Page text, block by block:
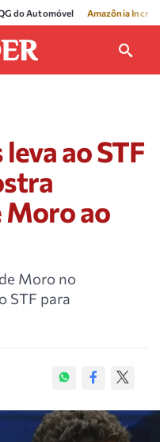
do Automóvel Amazônia
ao STF
Moro ao
Moro no
STF para